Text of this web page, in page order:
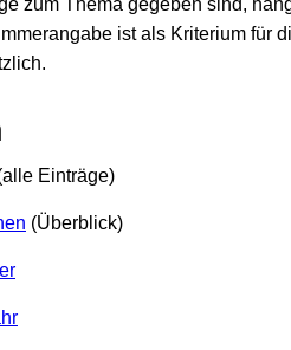
zum Thema gegeben sind,
ist als Kriterium für
Einträge)
(Überblick)